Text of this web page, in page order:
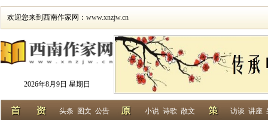
欢迎您来到西南作家网： www.xnzjw.cn
2026年8月9日 星期日
头条 图文 公告
小说 诗歌 散文
访谈 讲座